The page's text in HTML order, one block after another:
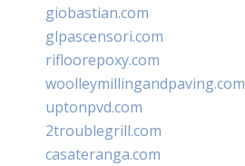
giobastian.com
glpascensori.com
rifloorepoxy.com
woolleymillingandpaving.com
uptonpvd.com
2troublegrill.com
casateranga.com